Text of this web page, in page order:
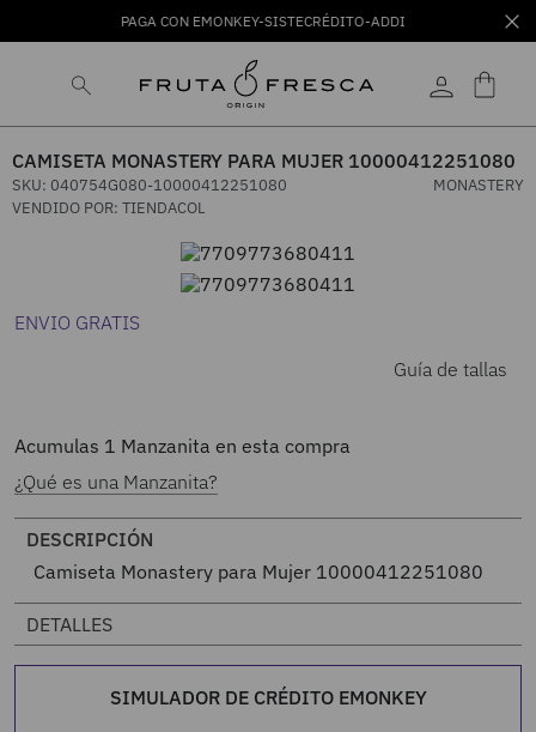
PAGA CON EMONKEY-SISTECRÉDITO-ADDI
CAMISETA MONASTERY PARA MUJER 10000412251080
SKU: 040754G080-10000412251080
MONASTERY
VENDIDO POR: TIENDACOL
ENVIO GRATIS
Guía de tallas
Acumulas 1 Manzanita en esta compra
¿Qué es una Manzanita?
DESCRIPCIÓN
Camiseta Monastery para Mujer 10000412251080
DETALLES
SIMULADOR DE CRÉDITO EMONKEY